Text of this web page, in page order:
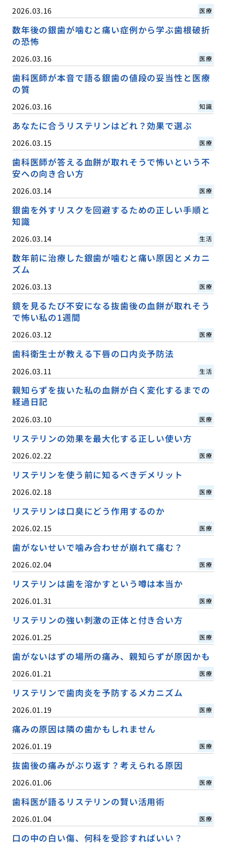
2026.03.16 医療
数年後の銀歯が噛むと痛い症例から学ぶ歯根破折
の恐怖
2026.03.16 医療
歯科医師が本音で語る銀歯の値段の妥当性と医療
の質
2026.03.16 知識
あなたに合うリステリンはどれ？効果で選ぶ
2026.03.15 医療
歯科医師が答える血餅が取れそうで怖いという不
安への向き合い方
2026.03.14 医療
銀歯を外すリスクを回避するための正しい手順と
知識
2026.03.14 生活
数年前に治療した銀歯が噛むと痛い原因とメカニ
ズム
2026.03.13 医療
鏡を見るたび不安になる抜歯後の血餅が取れそう
で怖い私の1週間
2026.03.12 医療
歯科衛生士が教える下唇の口内炎予防法
2026.03.11 生活
親知らずを抜いた私の血餅が白く変化するまでの
経過日記
2026.03.10 医療
リステリンの効果を最大化する正しい使い方
2026.02.22 医療
リステリンを使う前に知るべきデメリット
2026.02.18 医療
リステリンは口臭にどう作用するのか
2026.02.15 医療
歯がないせいで噛み合わせが崩れて痛む？
2026.02.04 医療
リステリンは歯を溶かすという噂は本当か
2026.01.31 医療
リステリンの強い刺激の正体と付き合い方
2026.01.25 医療
歯がないはずの場所の痛み、親知らずが原因かも
2026.01.21 医療
リステリンで歯肉炎を予防するメカニズム
2026.01.19 医療
痛みの原因は隣の歯かもしれません
2026.01.19 医療
抜歯後の痛みがぶり返す？考えられる原因
2026.01.06 医療
歯科医が語るリステリンの賢い活用術
2026.01.04 医療
口の中の白い傷、何科を受診すればいい？